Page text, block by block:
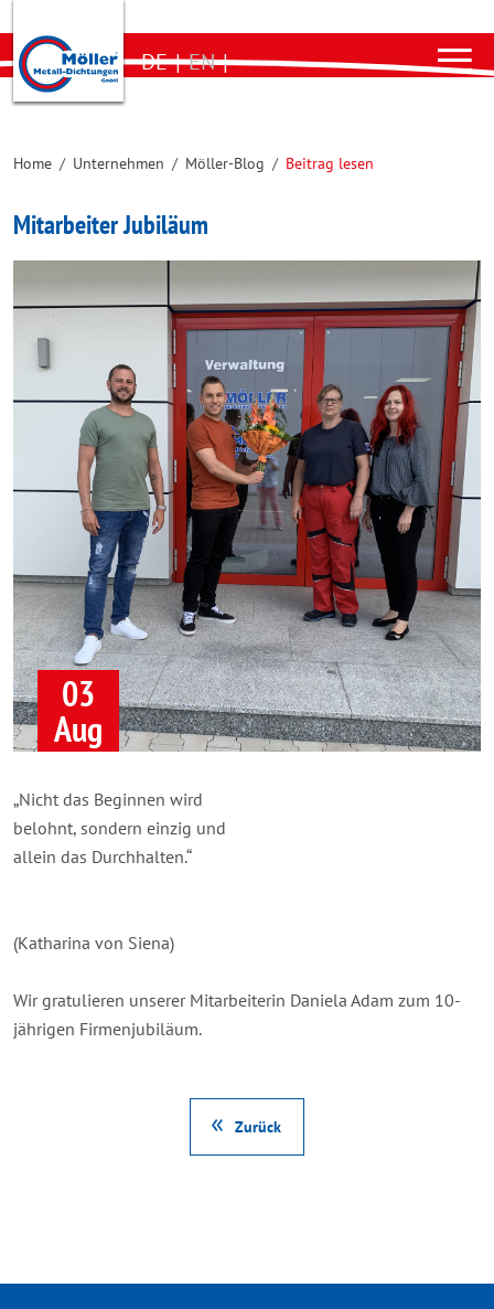
DE | EN |
Home / Unternehmen / Möller-Blog / Beitrag lesen
Mitarbeiter Jubiläum
03
Aug
„Nicht das Beginnen wird
belohnt, sondern einzig und
allein das Durchhalten.“
(Katharina von Siena)
Wir gratulieren unserer Mitarbeiterin Daniela Adam zum 10-
jährigen Firmenjubiläum.
Zurück